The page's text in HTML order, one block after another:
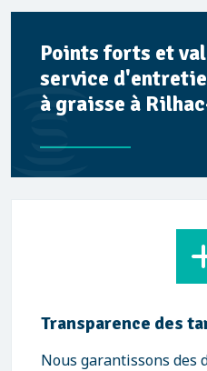
Points forts et
service
à graisse à
Transparence des
Nous garantissons des